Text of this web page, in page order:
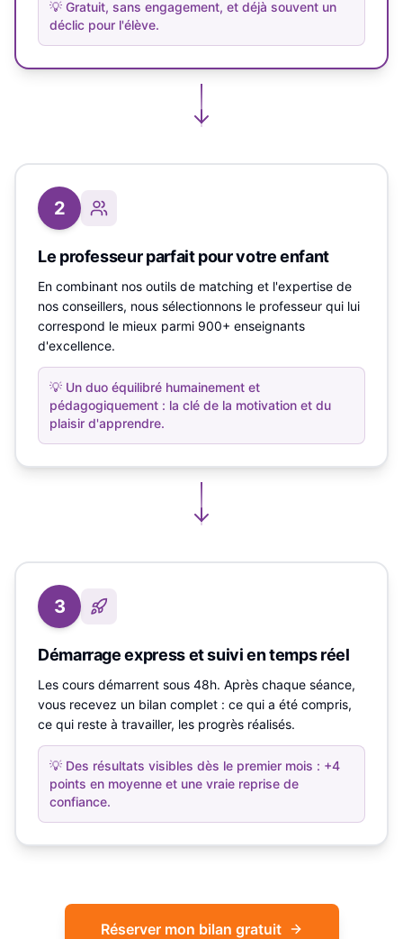
💡 Gratuit, sans engagement, et déjà souvent un
déclic pour l'élève.
2
Le professeur parfait pour votre enfant
En combinant nos outils de matching et l'expertise de
nos conseillers, nous sélectionnons le professeur qui lui
correspond le mieux parmi 900+ enseignants
d'excellence.
💡 Un duo équilibré humainement et
pédagogiquement : la clé de la motivation et du
plaisir d'apprendre.
3
Démarrage express et suivi en temps réel
Les cours démarrent sous 48h. Après chaque séance,
vous recevez un bilan complet : ce qui a été compris,
ce qui reste à travailler, les progrès réalisés.
💡 Des résultats visibles dès le premier mois : +4
points en moyenne et une vraie reprise de
confiance.
Réserver mon bilan gratuit